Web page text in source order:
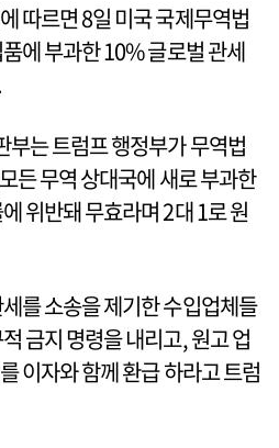
따르면 8일 미국 국제무역법
에 부과한 10% 글로벌 관세
부는 트럼프 행정부가 무역법
든 무역 상대국에 새로 부과한
위반돼 무효라며 2대 1로 원
를 소송을 제기한 수입업체들
금지 명령을 내리고, 원고 업
이자와 함께 환급 하라고 트럼